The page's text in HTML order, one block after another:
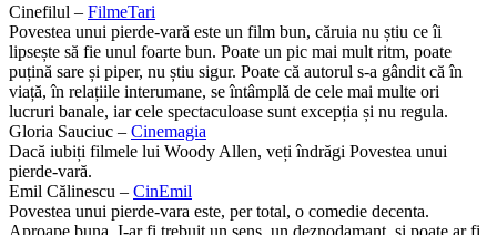
Cinefilul – FilmeTari
Povestea unui pierde-vară este un film bun, căruia nu știu ce îi
lipsește să fie unul foarte bun. Poate un pic mai mult ritm, poate
puțină sare și piper, nu știu sigur. Poate că autorul s-a gândit că în
viață, în relațiile interumane, se întâmplă de cele mai multe ori
lucruri banale, iar cele spectaculoase sunt excepția și nu regula.
Gloria Sauciuc – Cinemagia
Dacă iubiți filmele lui Woody Allen, veți îndrăgi Povestea unui
pierde-vară.
Emil Călinescu – CinEmil
Povestea unui pierde-vara este, per total, o comedie decenta.
Aproape buna. I-ar fi trebuit un sens, un deznodamant, si poate ar fi